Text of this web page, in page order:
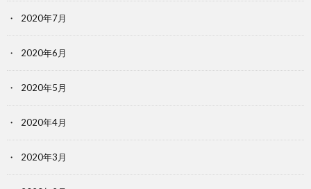
2020年7月
2020年6月
2020年5月
2020年4月
2020年3月